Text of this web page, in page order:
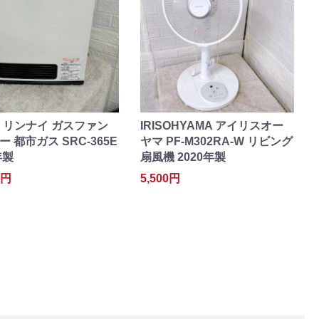
リンナイ ガスファン
都市ガス SRC-365E
製
IRISOHYAMA アイリスオー
ヤマ PF-M302RA-W リビング
扇風機 2020年製
5,500円